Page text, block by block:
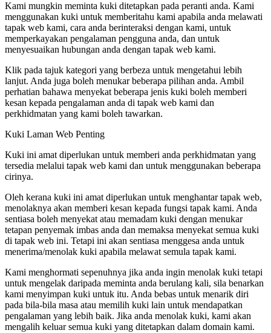
Kami mungkin meminta kuki ditetapkan pada peranti anda. Kami
menggunakan kuki untuk memberitahu kami apabila anda melawati
tapak web kami, cara anda berinteraksi dengan kami, untuk
memperkayakan pengalaman pengguna anda, dan untuk
menyesuaikan hubungan anda dengan tapak web kami.
Klik pada tajuk kategori yang berbeza untuk mengetahui lebih
lanjut. Anda juga boleh menukar beberapa pilihan anda. Ambil
perhatian bahawa menyekat beberapa jenis kuki boleh memberi
kesan kepada pengalaman anda di tapak web kami dan
perkhidmatan yang kami boleh tawarkan.
Kuki Laman Web Penting
Kuki ini amat diperlukan untuk memberi anda perkhidmatan yang
tersedia melalui tapak web kami dan untuk menggunakan beberapa
cirinya.
Oleh kerana kuki ini amat diperlukan untuk menghantar tapak web,
menolaknya akan memberi kesan kepada fungsi tapak kami. Anda
sentiasa boleh menyekat atau memadam kuki dengan menukar
tetapan penyemak imbas anda dan memaksa menyekat semua kuki
di tapak web ini. Tetapi ini akan sentiasa menggesa anda untuk
menerima/menolak kuki apabila melawat semula tapak kami.
Kami menghormati sepenuhnya jika anda ingin menolak kuki tetapi
untuk mengelak daripada meminta anda berulang kali, sila benarkan
kami menyimpan kuki untuk itu. Anda bebas untuk menarik diri
pada bila-bila masa atau memilih kuki lain untuk mendapatkan
pengalaman yang lebih baik. Jika anda menolak kuki, kami akan
mengalih keluar semua kuki yang ditetapkan dalam domain kami.